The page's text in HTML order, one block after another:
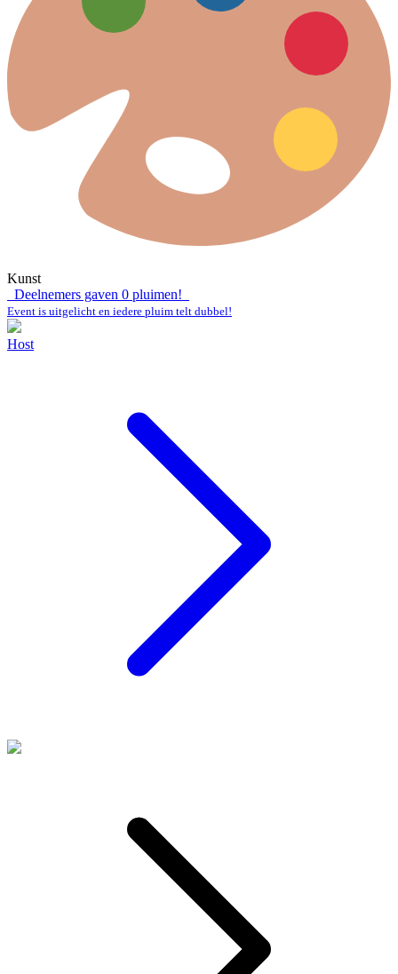
Kunst
Deelnemers gaven 0 pluimen!
Event is uitgelicht en iedere pluim telt dubbel!
Host